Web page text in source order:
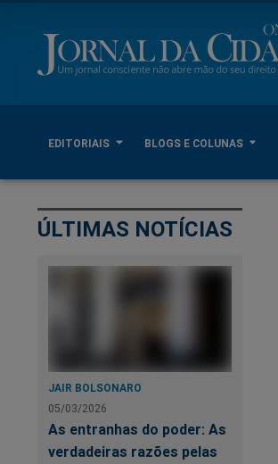
EDITORIAIS BLOGS E COLUNAS
ÚLTIMAS NOTÍCIAS
JAIR BOLSONARO
05/03/2026
As entranhas do poder: As
verdadeiras razões pelas